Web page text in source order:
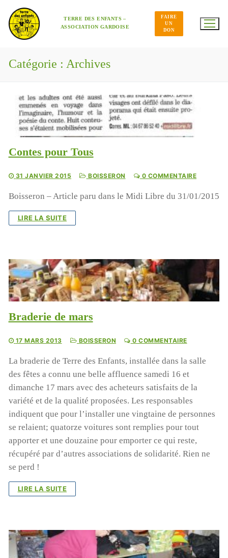
contenu
TERRE DES ENFANTS –
ASSOCIATION GARDOISE
FAIRE
UN
DON
Catégorie : Archives
Contes pour Tous
31 JANVIER 2015 BOISSERON 0 COMMENTAIRE
Boisseron – Article paru dans le Midi Libre du 31/01/2015
LIRE LA SUITE
Braderie de mars
17 MARS 2013 BOISSERON 0 COMMENTAIRE
La braderie de Terre des Enfants, installée dans la salle
des fêtes a connu une belle affluence samedi 16 et
dimanche 17 mars avec des acheteurs satisfaits de la
variété et de la qualité proposées. Les responsables
indiquent que pour l’installer une vingtaine de personnes
se relaient; quatorze voitures sont remplies pour tout
apporter et une douzaine pour emporter ce qui reste,
récupéré par d’autres associations de solidarité. Rien ne
se perd !
LIRE LA SUITE